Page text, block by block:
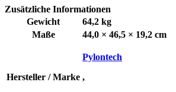
Zusätzliche Informationen
Gewicht
64,2 kg
Maße
44,0 × 46,5 × 19,2 cm
Hersteller / Marke
Pylontech
,